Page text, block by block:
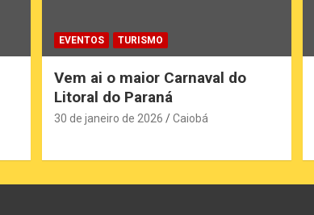
EVENTOS TURISMO
Vem ai o maior Carnaval do
Litoral do Paraná
30 de janeiro de 2026 Caiobá